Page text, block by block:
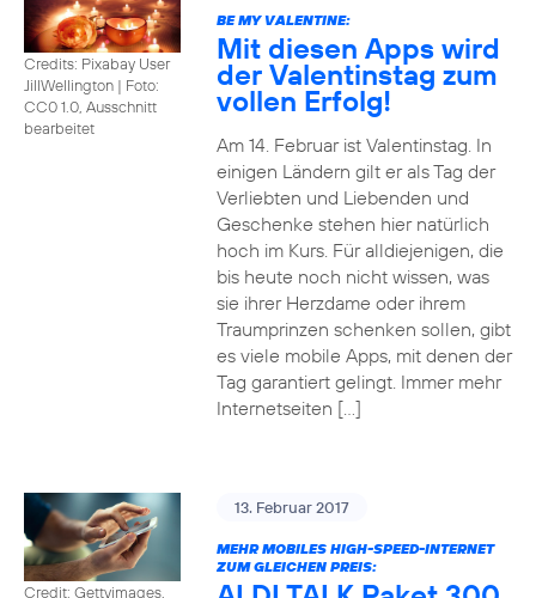
Credits: Pixabay User
JillWellington | Foto:
CC0 1.0, Ausschnitt
bearbeitet
BE MY VALENTINE:
Mit diesen Apps wird
der Valentinstag zum
vollen Erfolg!
Am 14. Februar ist Valentinstag. In
einigen Ländern gilt er als Tag der
Verliebten und Liebenden und
Geschenke stehen hier natürlich
hoch im Kurs. Für alldiejenigen, die
bis heute noch nicht wissen, was
sie ihrer Herzdame oder ihrem
Traumprinzen schenken sollen, gibt
es viele mobile Apps, mit denen der
Tag garantiert gelingt. Immer mehr
Internetseiten […]
Credit: Gettyimages,
13. Februar 2017
MEHR MOBILES HIGH-SPEED-INTERNET
ZUM GLEICHEN PREIS: